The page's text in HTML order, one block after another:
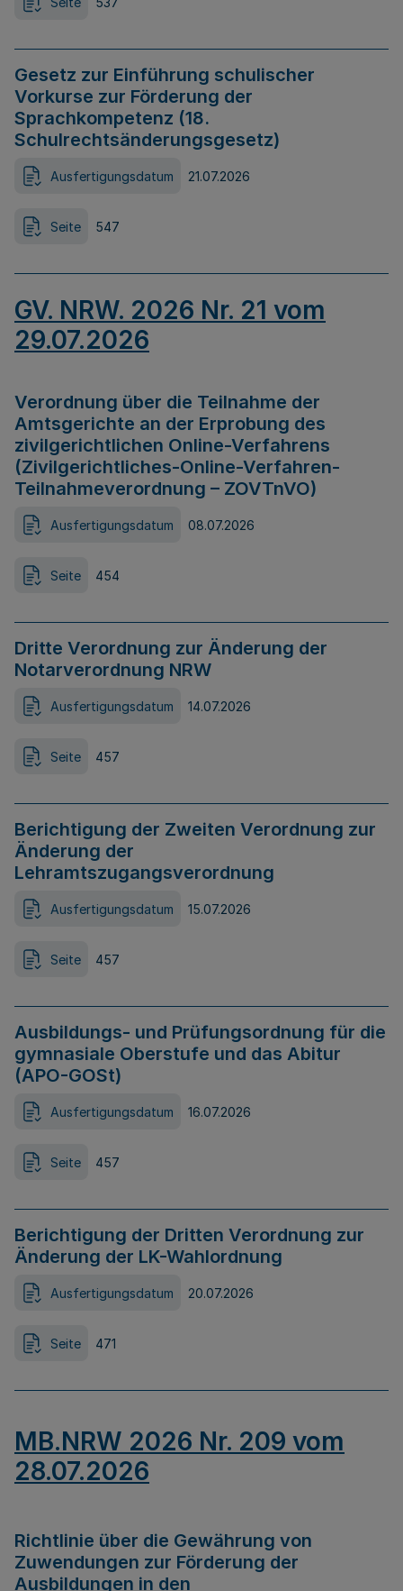
Gesetz zur Einführung schulischer
Vorkurse zur Förderung der
Sprachkompetenz (18.
Schulrechtsänderungsgesetz)
Ausfertigungsdatum 21.07.2026
Seite 547
GV. NRW. 2026 Nr. 21 vom
29.07.2026
Verordnung über die Teilnahme der
Amtsgerichte an der Erprobung des
zivilgerichtlichen Online-Verfahrens
(Zivilgerichtliches-Online-Verfahren-
Teilnahmeverordnung – ZOVTnVO)
Ausfertigungsdatum 08.07.2026
Seite 454
Dritte Verordnung zur Änderung der
Notarverordnung NRW
Ausfertigungsdatum 14.07.2026
Seite 457
Berichtigung der Zweiten Verordnung zur
Änderung der
Lehramtszugangsverordnung
Ausfertigungsdatum 15.07.2026
Seite 457
Ausbildungs- und Prüfungsordnung für die
gymnasiale Oberstufe und das Abitur
(APO-GOSt)
Ausfertigungsdatum 16.07.2026
Seite 457
Berichtigung der Dritten Verordnung zur
Änderung der LK-Wahlordnung
Ausfertigungsdatum 20.07.2026
Seite 471
MB.NRW 2026 Nr. 209 vom
28.07.2026
Richtlinie über die Gewährung von
Zuwendungen zur Förderung der
Ausbildungen in den